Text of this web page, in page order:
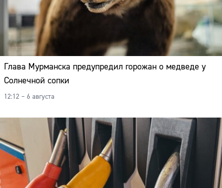
Глава Мурманска предупредил горожан о медведе у
Солнечной сопки
12:12 – 6 августа